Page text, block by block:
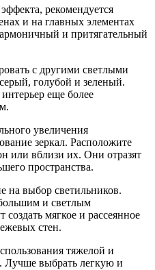
рекомендуется
и на главных элементах
и притягательный
с другими светлыми
голубой и зеленый.
еще более
увеличения
зеркал. Расположите
или вблизи их. Они отразят
пространства.
на выбор светильников.
и светлым
мягкое и рассеянное
стен.
тяжелой и
Лучше выбрать легкую и